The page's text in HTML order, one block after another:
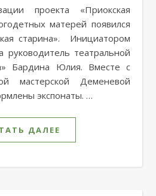
матерей появился
старина». Инициатором
руководитель театральной
Бардина Юлия. Вместе с
мастерской Деменевой
экспонаты. …
ДАЛЕЕ